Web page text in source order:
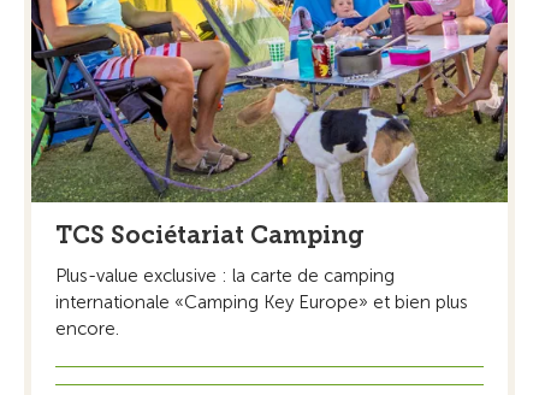
TCS Sociétariat Camping
Plus-value exclusive : la carte de camping
internationale «Camping Key Europe» et bien plus
encore.